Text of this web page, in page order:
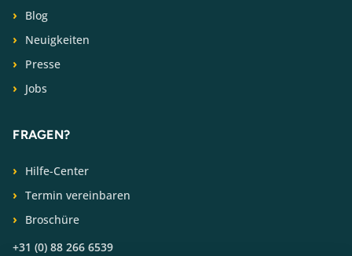
Blog
Neuigkeiten
Presse
Jobs
FRAGEN?
Hilfe-Center
Termin vereinbaren
Broschüre
+31 (0) 88 266 6539